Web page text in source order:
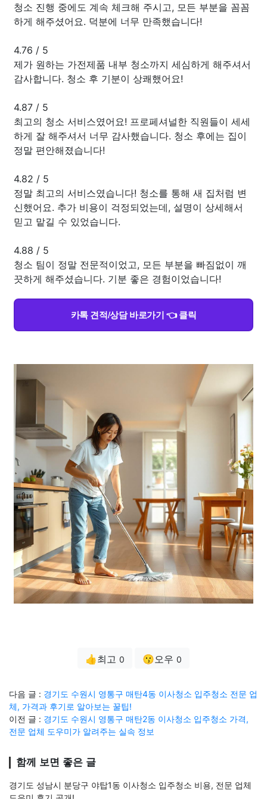
청소 진행 중에도 계속 체크해 주시고, 모든 부분을 꼼꼼
하게 해주셨어요. 덕분에 너무 만족했습니다!
4.76 / 5
제가 원하는 가전제품 내부 청소까지 세심하게 해주셔서
감사합니다. 청소 후 기분이 상쾌했어요!
4.87 / 5
최고의 청소 서비스였어요! 프로페셔널한 직원들이 세세
하게 잘 해주셔서 너무 감사했습니다. 청소 후에는 집이
정말 편안해졌습니다!
4.82 / 5
정말 최고의 서비스였습니다! 청소를 통해 새 집처럼 변
신했어요. 추가 비용이 걱정되었는데, 설명이 상세해서
믿고 맡길 수 있었습니다.
4.88 / 5
청소 팀이 정말 전문적이었고, 모든 부분을 빠짐없이 깨
끗하게 해주셨습니다. 기분 좋은 경험이었습니다!
카톡 견적/상담 바로가기 👈 클릭
👍최고 0 😗오우 0
다음 글 : 경기도 수원시 영통구 매탄4동 이사청소 입주청소 전문 업
체, 가격과 후기로 알아보는 꿀팁!
이전 글 : 경기도 수원시 영통구 매탄2동 이사청소 입주청소 가격,
전문 업체 도우미가 알려주는 실속 정보
함께 보면 좋은 글
경기도 성남시 분당구 야탑1동 이사청소 입주청소 비용, 전문 업체